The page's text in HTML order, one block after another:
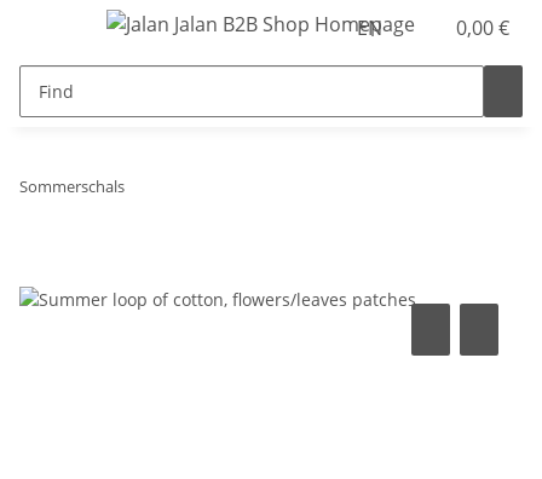
EN 0,00 €
Sommerschals